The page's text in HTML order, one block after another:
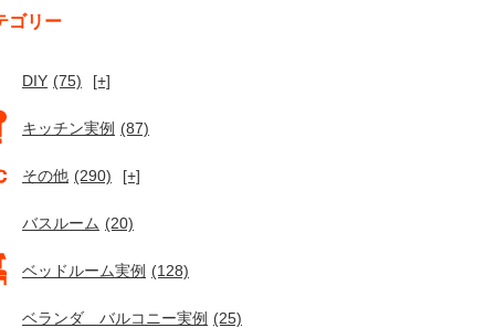
ゴリー
DIY (75) [+]
キッチン実例 (87)
その他 (290) [+]
バスルーム (20)
ベッドルーム実例 (128)
ベランダ バルコニー実例 (25)